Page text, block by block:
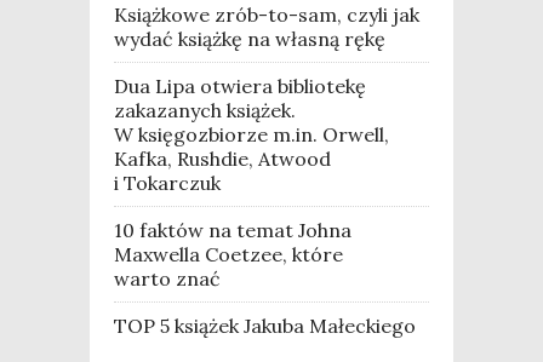
Książkowe zrób-to-sam, czyli jak
wydać książkę na własną rękę
Dua Lipa otwiera bibliotekę
zakazanych książek.
W księgozbiorze m.in. Orwell,
Kafka, Rushdie, Atwood
i Tokarczuk
10 faktów na temat Johna
Maxwella Coetzee, które
warto znać
TOP 5 książek Jakuba Małeckiego